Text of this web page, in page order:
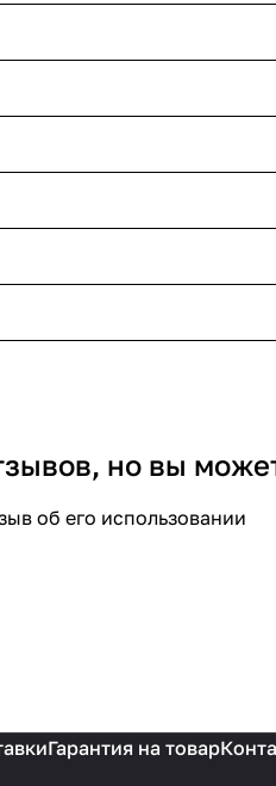
но вы
об его использовании
Гарантия на товар